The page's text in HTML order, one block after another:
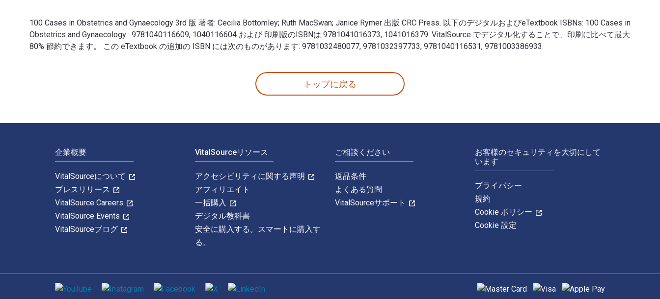
100 Cases in Obstetrics and Gynaecology 3rd 版 著者: Cecilia Bottomley; Ruth MacSwan; Janice Rymer 出版 CRC Press. 以下のデジタルおよびeTextbook ISBNs: 100 Cases in
Obstetrics and Gynaecology : 9781040116609, 1040116604 および 印刷版のISBNは 9781041016373, 1041016379. VitalSource でデジタル化することで、印刷に比べて最大
80% 節約できます。 この eTextbook の追加の ISBN には次のものがあります: 9781032480077, 9781032397733, 9781040116531, 9781003386933.
トップに戻る
企業概要
VitalSourceについて
プレスリリース
VitalSource Careers
VitalSource Events
VitalSourceブログ
VitalSourceリソース
アクセシビリティに関する声明
アフィリエイト
一括購入
デジタル教科書
安全に購入する。スマートに購入す
る。
ご相談ください
返品条件
よくある質問
VitalSourceサポート
お客様のセキュリティを大切にして
います
プライバシー
規約
Cookie ポリシー
Cookie 設定
ソーシャルメディア サポートされている支払い方法